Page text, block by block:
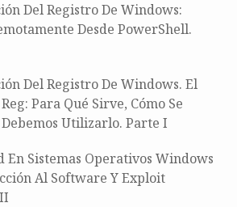
Del Registro De Windows:
Desde PowerShell.
Del Registro De Windows. El
Para Qué Sirve, Cómo Se
Utilizarlo. Parte I
En Sistemas Operativos Windows
Al Software Y Exploit